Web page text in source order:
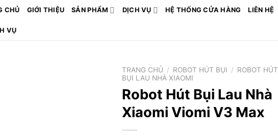
CHỦ GIỚI THIỆU SẢN PHẨM DỊCH VỤ HỆ THỐNG CỬA HÀNG LIÊN HỆ
VỤ
TRANG CHỦ / ROBOT HÚT BỤI / ROBOT HÚT
BỤI LAU NHÀ XIAOMI
Robot Hút Bụi Lau Nhà
Xiaomi Viomi V3 Max